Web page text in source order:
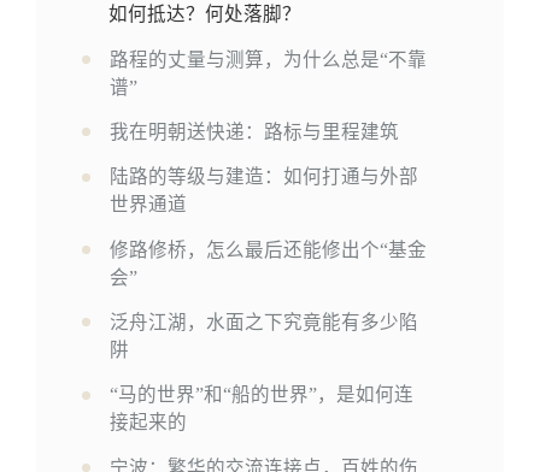
如何抵达？何处落脚？
路程的丈量与测算，为什么总是“不靠
谱”
我在明朝送快递：路标与里程建筑
陆路的等级与建造：如何打通与外部
世界通道
修路修桥，怎么最后还能修出个“基金
会”
泛舟江湖，水面之下究竟能有多少陷
阱
“马的世界”和“船的世界”，是如何连
接起来的
宁波：繁华的交流连接点，百姓的伤